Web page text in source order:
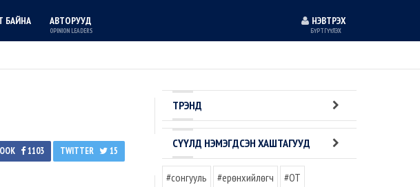
БАЙНА АВТОРУУД
OPINION LEADERS
НЭВТРЭХ
БҮРТГҮҮЛЭХ
1103 TWITTER 15
ТРЭНД
СҮҮЛД НЭМЭГДСЭН ХАШТАГУУД
#сонгууль #ерөнхийлөгч
#OT